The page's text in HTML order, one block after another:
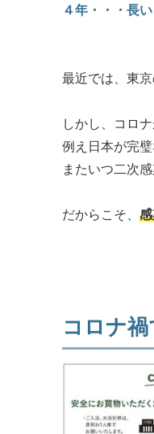
４年・・・長い
最近では、東
しかし、コロ
例え日本が完
またいつ二次
だからこそ、
コロナ